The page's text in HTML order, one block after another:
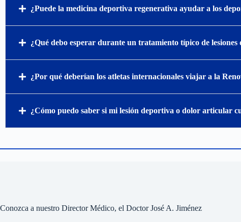
¿Puede la medicina deportiva regenerativa ayudar a los
¿Qué debo esperar durante un tratamiento típico de
¿Por qué deberían los atletas internacionales viajar a la
¿Cómo puedo saber si mi lesión deportiva o dolor articular
Conozca a nuestro Director Médico, el Doctor José A. Jiménez